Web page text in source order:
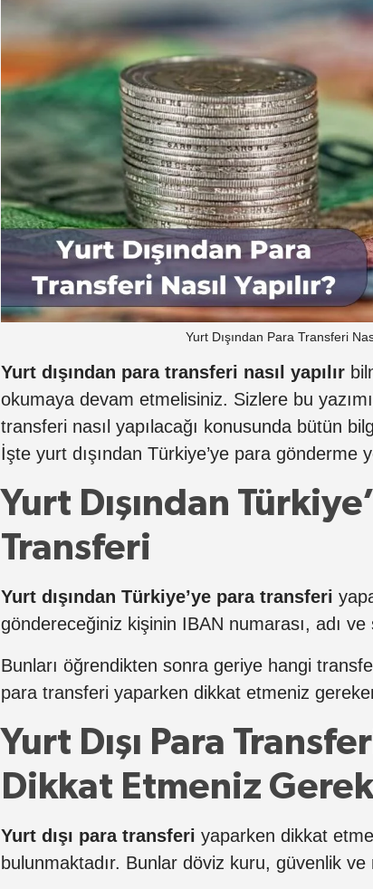
Yurt Dışından Para Transferi
Yurt dışından para transferi nasıl yapılır
okumaya devam etmelisiniz. Sizlere bu
transferi nasıl yapılacağı konusunda bütün
İşte yurt dışından Türkiye’ye para gönderme
Yurt Dışından
Transferi
Yurt dışından Türkiye’ye para transferi
göndereceğiniz kişinin IBAN numarası, adı ve
Bunları öğrendikten sonra geriye hangi
para transferi yaparken dikkat etmeniz
Yurt Dışı Para
Dikkat Etmeniz
Yurt dışı para transferi yaparken dikkat
bulunmaktadır. Bunlar döviz kuru, güvenlik ve